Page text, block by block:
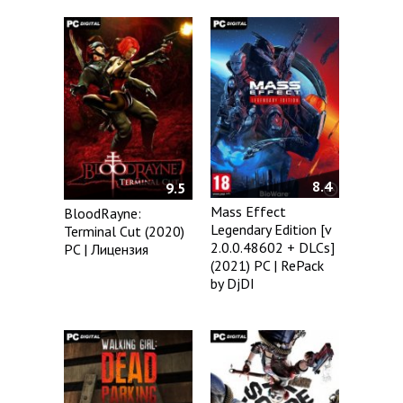
9.5
BloodRayne:
Terminal Cut (2020)
PC | Лицензия
8.4
Mass Effect
Legendary Edition [v
2.0.0.48602 + DLCs]
(2021) PC | RePack
by DjDI